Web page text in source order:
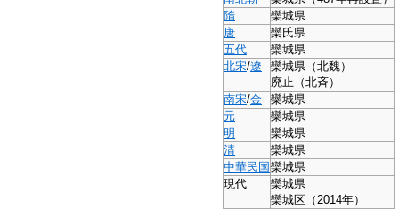
隋
欒城県
唐
欒氏県
五代
欒城県
北宋/遼 欒城県 （北魏）
廃止 （北斉）
南宋/金
欒城県
元
欒城県
明
欒城県
清
欒城県
中華民国 欒城県
現代
欒城県
欒城区
（2014年）